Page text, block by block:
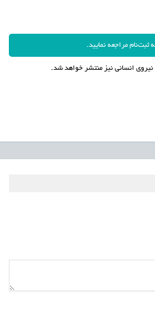
نیروی انسانی نیز منتشر خواهد شد.